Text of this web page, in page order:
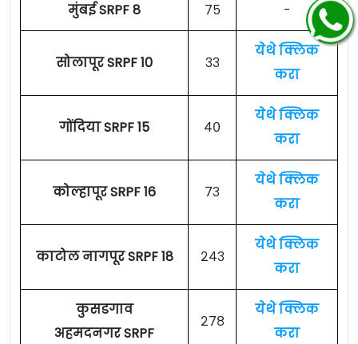
मुंबई SRPF 8 ७५ -
सोलापूर SRPF 10 ३३
येथे क्लिक
करा
गोंदिया SRPF 15 ४०
येथे क्लिक
करा
कोल्हापूर SRPF 16 ७३
येथे क्लिक
करा
काटोल नागपूर SRPF 18 २४३
येथे क्लिक
करा
कुसडगाव
अहमदनगर SRPF
२७८
येथे क्लिक
करा